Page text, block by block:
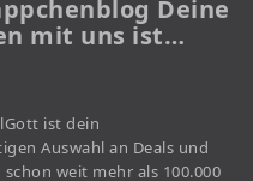
Deine
mit uns ist…
ist dein
Auswahl an Deals und
weit mehr als 100.000